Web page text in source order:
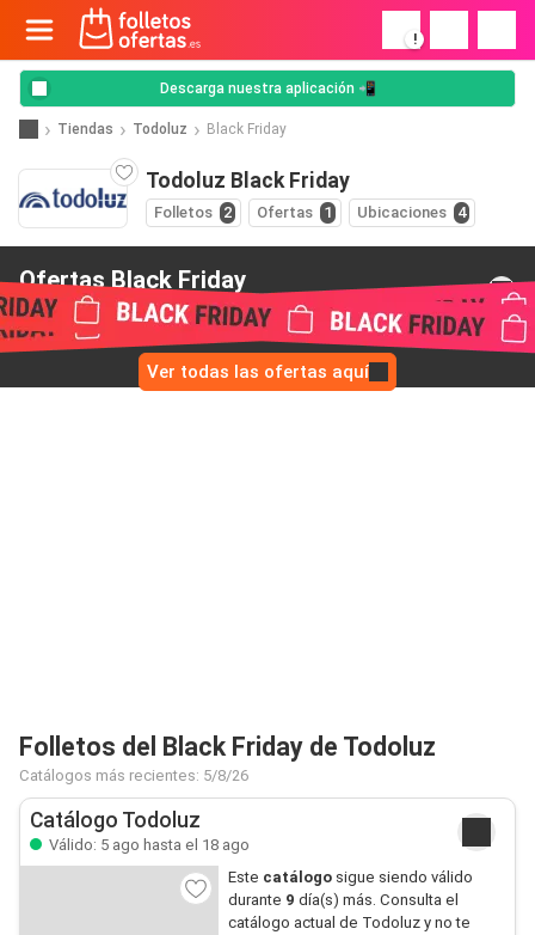
!
Descarga nuestra aplicación 📲
Tiendas Todoluz Black Friday
Todoluz Black Friday
Folletos 2 Ofertas 1 Ubicaciones 4
Ofertas Black Friday
de Todoluz
Ver todas las ofertas aquí
Folletos del Black Friday de Todoluz
Catálogos más recientes: 5/8/26
Catálogo Todoluz
Válido: 5 ago hasta el 18 ago
Este catálogosigue siendo válido
durante 9 día(s) más. Consulta el
catálogo actual de Todoluz y no te